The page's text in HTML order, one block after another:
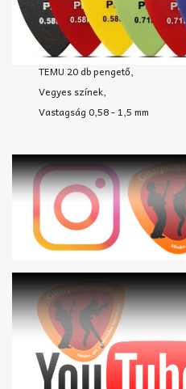
TEMU 20 db pengető,
Vegyes színek,
Vastagság 0,58 - 1,5 mm